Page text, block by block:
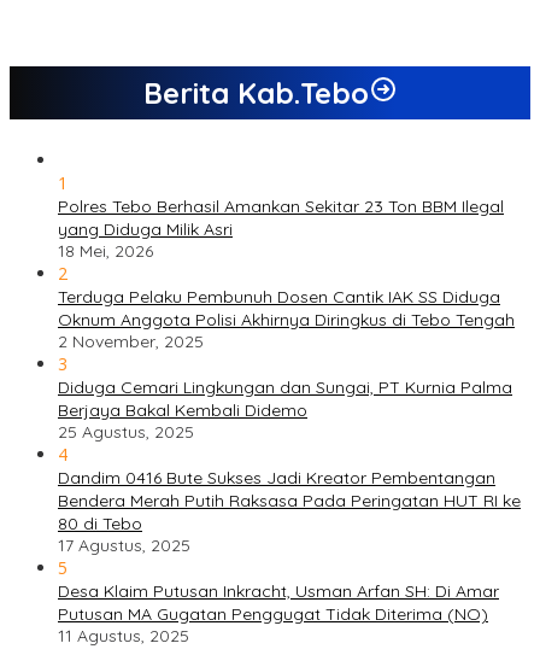
Berita Kab.Tebo
1
Polres Tebo Berhasil Amankan Sekitar 23 Ton BBM Ilegal
yang Diduga Milik Asri
18 Mei, 2026
2
Terduga Pelaku Pembunuh Dosen Cantik IAK SS Diduga
Oknum Anggota Polisi Akhirnya Diringkus di Tebo Tengah
2 November, 2025
3
Diduga Cemari Lingkungan dan Sungai, PT Kurnia Palma
Berjaya Bakal Kembali Didemo
25 Agustus, 2025
4
Dandim 0416 Bute Sukses Jadi Kreator Pembentangan
Bendera Merah Putih Raksasa Pada Peringatan HUT RI ke
80 di Tebo
17 Agustus, 2025
5
Desa Klaim Putusan Inkracht, Usman Arfan SH: Di Amar
Putusan MA Gugatan Penggugat Tidak Diterima (NO)
11 Agustus, 2025